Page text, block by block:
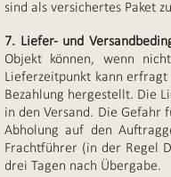
sind als versichertes Paket
7. Liefer- und
Objekt können, wenn
Lieferzeitpunkt kann
Bezahlung hergestellt. Die
in den Versand. Die Gefahr
Abholung auf den
Frachtführer (in der Regel
drei Tagen nach Übergabe.